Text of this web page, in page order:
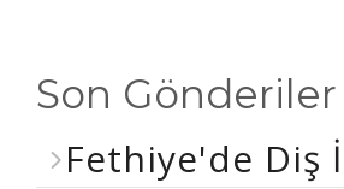
Son Gönderiler
Fethiye'de Diş